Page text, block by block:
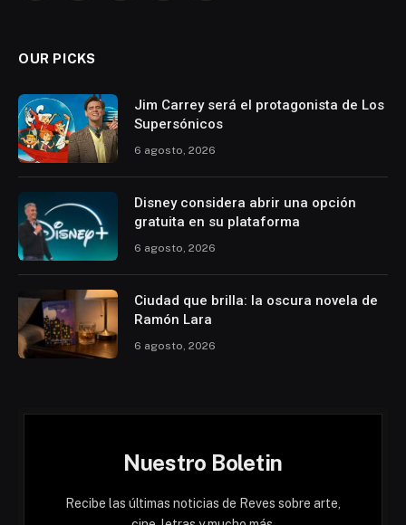
OUR PICKS
Jim Carrey será el protagonista de Los
Supersónicos
6 agosto, 2026
Disney considera abrir una opción
gratuita en su plataforma
6 agosto, 2026
Ciudad que brilla: la oscura novela de
Ramón Lara
6 agosto, 2026
Nuestro Boletin
Recibe las últimas noticias de Reves sobre arte,